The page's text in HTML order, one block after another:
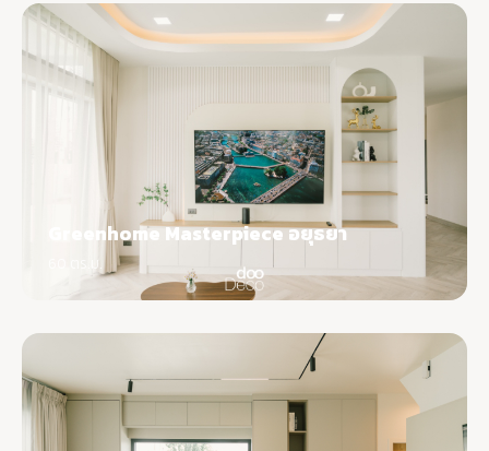
Greenhome Masterpiece อยุธยา
60 ตร.ม.